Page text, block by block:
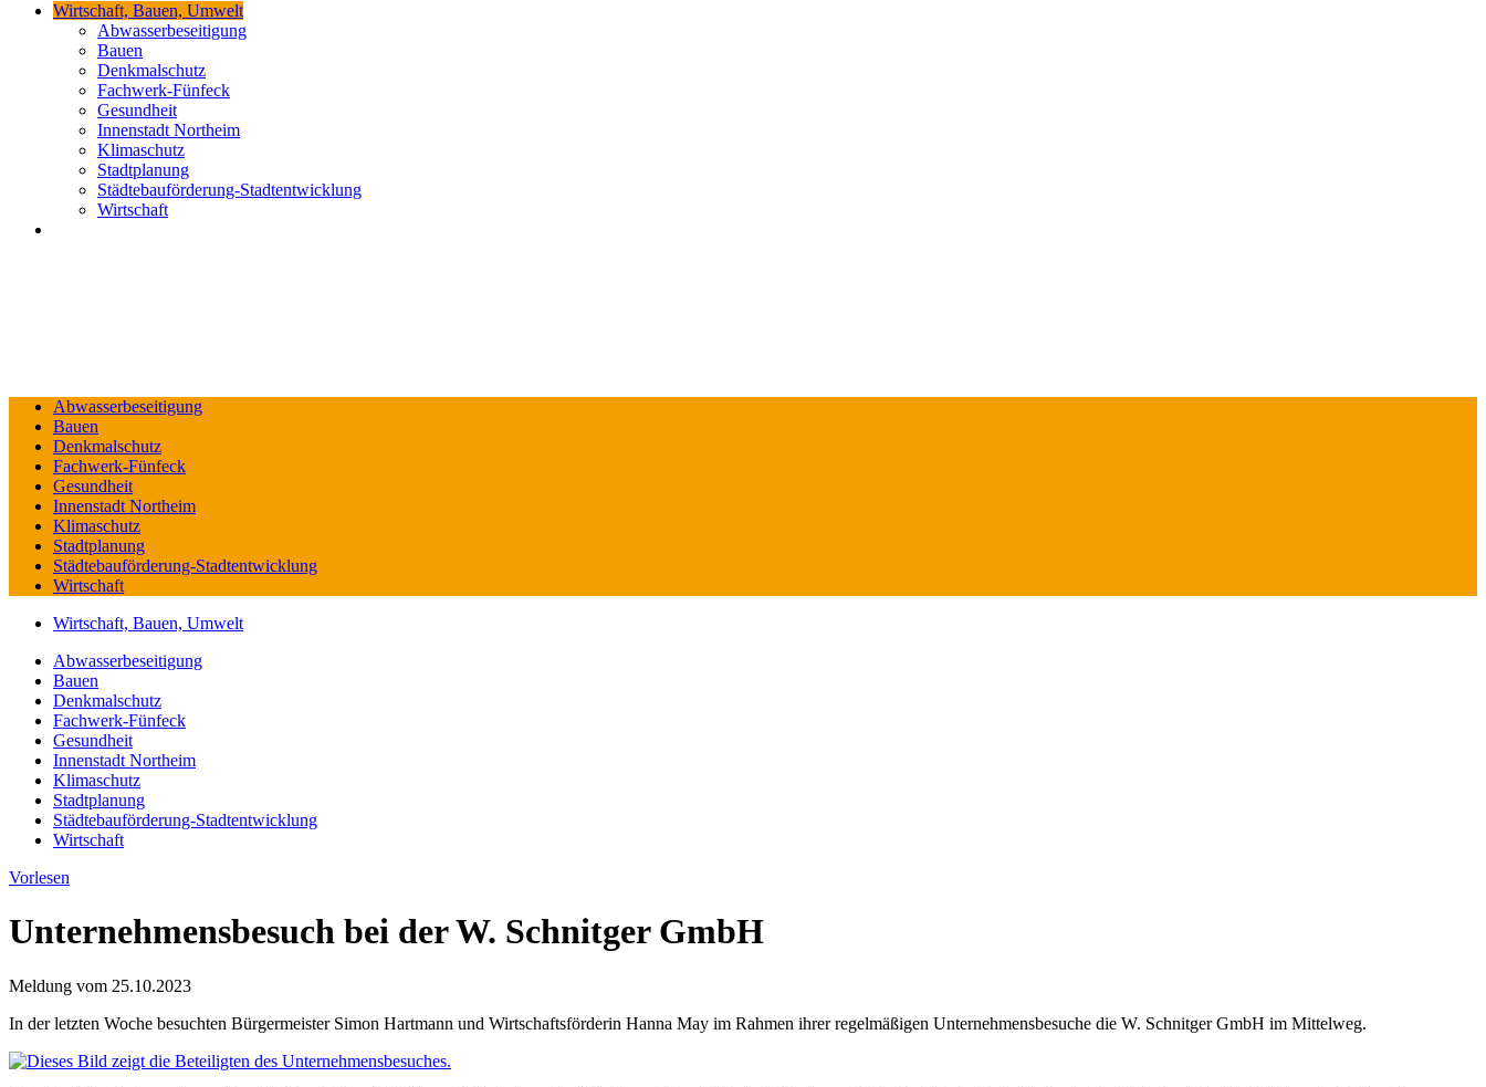
Wirtschaft, Bauen, Umwelt
Abwasserbeseitigung
Bauen
Denkmalschutz
Fachwerk-Fünfeck
Gesundheit
Innenstadt Northeim
Klimaschutz
Stadtplanung
Städtebauförderung-Stadtentwicklung
Wirtschaft
Abwasserbeseitigung
Bauen
Denkmalschutz
Fachwerk-Fünfeck
Gesundheit
Innenstadt Northeim
Klimaschutz
Stadtplanung
Städtebauförderung-Stadtentwicklung
Wirtschaft
Wirtschaft, Bauen, Umwelt
Abwasserbeseitigung
Bauen
Denkmalschutz
Fachwerk-Fünfeck
Gesundheit
Innenstadt Northeim
Klimaschutz
Stadtplanung
Städtebauförderung-Stadtentwicklung
Wirtschaft
Vorlesen
Unternehmensbesuch bei der W. Schnitger GmbH
Meldung vom 25.10.2023
In der letzten Woche besuchten Bürgermeister Simon Hartmann und Wirtschaftsförderin Hanna May im Rahmen ihrer regelmäßigen Unternehmensbesuche die W. Schnitger GmbH im Mittelweg.